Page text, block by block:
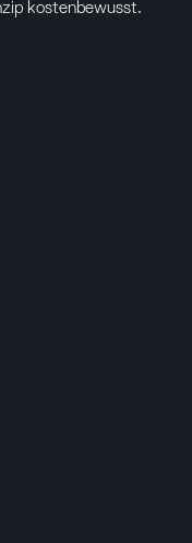
kostenbewusst.